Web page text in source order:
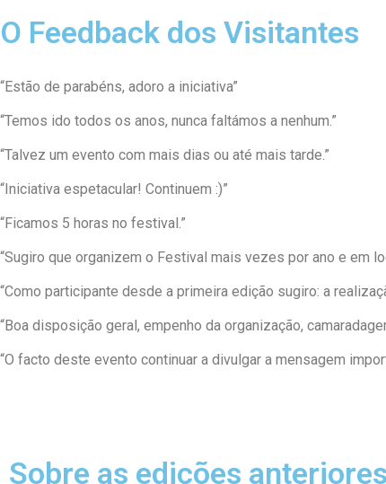
O Feedback dos Visitantes
“Estão de parabéns, adoro a iniciativa”
“Temos ido todos os anos, nunca faltámos a nenhum.”
“Talvez um evento com mais dias ou até mais tarde.”
“Iniciativa espetacular! Continuem :)”
“Ficamos 5 horas no festival.”
“Sugiro que organizem o Festival mais vezes por ano e em
“Como participante desde a primeira edição sugiro: a
“Boa disposição geral, empenho da organização,
“O facto deste evento continuar a divulgar a mensagem
Sobre as edições